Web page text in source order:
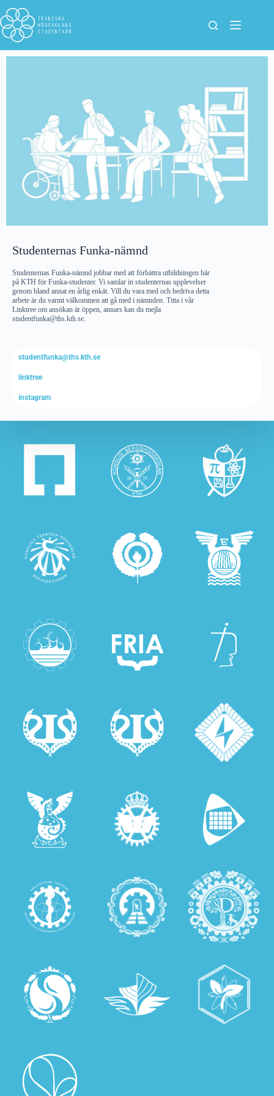
Studenternas Funka-nämnd
Studenternas Funka-nämnd jobbar med att förbättra utbildningen här
på KTH för Funka-studenter. Vi samlar in studenternas upplevelser
genom bland annat en årlig enkät. Vill du vara med och bedriva detta
arbete är du varmt välkommen att gå med i nämnden. Titta i vår
Linktree om ansökan är öppen, annars kan du mejla
studentfunka@ths.kth.se.
studentfunka@ths.kth.se
linktree
instagram